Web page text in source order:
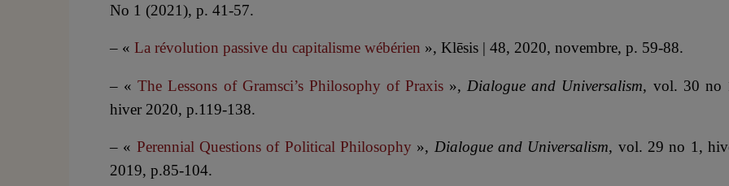
No 1 (2021), p. 41-57.
– «La révolution passive du capitalisme wébérien », Klēsis | 48, 2020, novembre, p. 59-88.
– «The Lessons of Gramsci’s Philosophy of Praxis », Dialogue and Universalism, vol. 30 no
hiver 2020, p.119-138.
– « Perennial Questions of Political Philosophy », Dialogue and Universalism, vol. 29 no 1,
2019, p.85-104.